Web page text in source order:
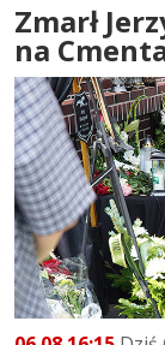
Zmarł
na